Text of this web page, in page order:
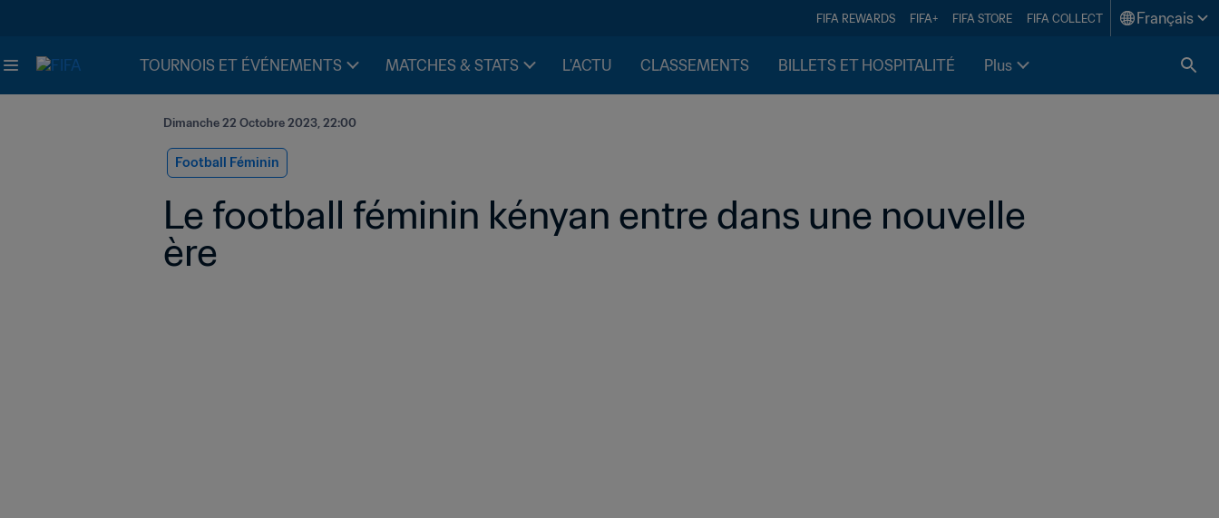
FIFA REWARDS FIFA+ FIFA STORE FIFA COLLECT Français
TOURNOIS ET ÉVÉNEMENTS MATCHES & STATS L'ACTU CLASSEMENTS BILLETS ET HOSPITALITÉ Plus
Dimanche 22 Octobre 2023, 22:00
Football Féminin
Le football féminin kényan entre dans une nouvelle
ère